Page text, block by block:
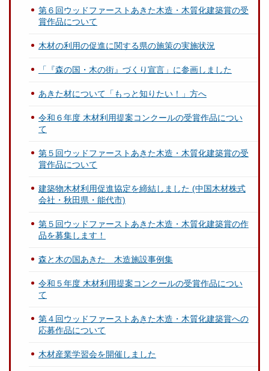
第６回ウッドファーストあきた木造・木質化建築賞の受
賞作品について
木材の利用の促進に関する県の施策の実施状況
「『森の国・木の街』づくり宣言」に参画しました
あきた材について「もっと知りたい！」方へ
令和６年度 木材利用提案コンクールの受賞作品につい
て
第５回ウッドファーストあきた木造・木質化建築賞の受
賞作品について
建築物木材利用促進協定を締結しました (中国木材株式
会社・秋田県・能代市)
第５回ウッドファーストあきた木造・木質化建築賞の作
品を募集します！
森と木の国あきた 木造施設事例集
令和５年度 木材利用提案コンクールの受賞作品につい
て
第４回ウッドファーストあきた木造・木質化建築賞への
応募作品について
木材産業学習会を開催しました